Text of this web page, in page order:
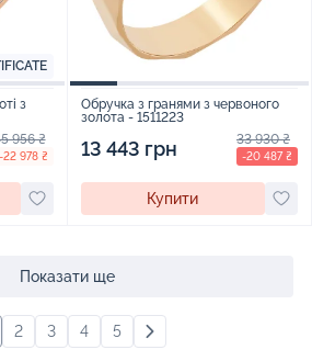
з
956 ₴
-22 978 ₴
Обручка з гранями з червоного
золота - 1511223
13 443 грн 33 930 ₴
-20 487 ₴
Купити
Показати ще
2 3 4 5